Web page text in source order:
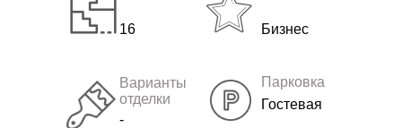
16 Бизнес
Варианты
отделки
-
Парковка
Гостевая